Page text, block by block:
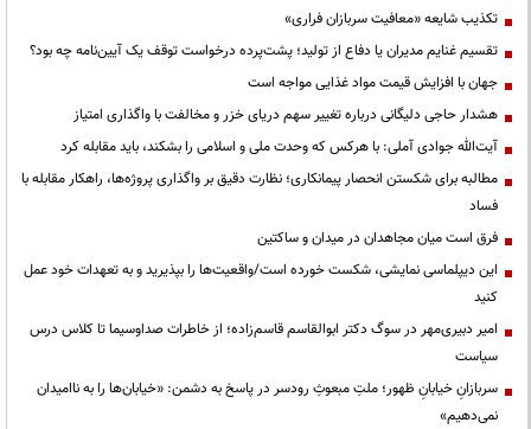
تکذیب شایعه «معافیت سربازان فراری»
تقسیم غنایم مدیران یا دفاع از تولید؛ پشت‌پرده درخواست توقف یک آیین‌نامه چه بود؟
جهان با افزایش قیمت مواد غذایی مواجه است
هشدار حاجی دلیگانی درباره تغییر سهم دریای خزر و مخالفت با واگذاری امتیاز
آیت‌الله جوادی آملی: با هرکس که وحدت ملی و اسلامی را بشکند، باید مقابله کرد
مطالبه برای شکستن انحصار پیمانکاری؛ نظارت دقیق بر واگذاری پروژه‌ها، راهکار مقابله با
فساد
فرق است میان مجاهدان در میدان و ساکتین
این دیپلماسی نمایشی، شکست خورده است/واقعیت‌ها را بپذیرید و به تعهدات خود عمل
کنید
امیر دبیری‌مهر در سوگ دکتر ابوالقاسم قاسم‌زاده؛ از خاطرات صداوسیما تا کلاس درس
سیاست
سربازانِ خیابانِ ظهور؛ ملتِ مبعوثِ رودسر در پاسخ به دشمن: «خیابان‌ها را به ناامیدان
نمی‌دهیم»